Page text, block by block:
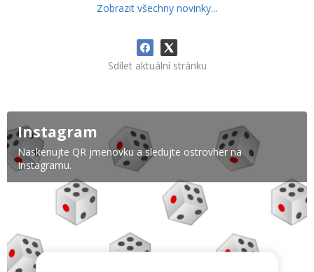
Zobrazit všechny novinky...
Sdílet aktuální stránku
Instagram
Naskenujte QR jmenovku a sledujte ostrovher na
Instagramu.